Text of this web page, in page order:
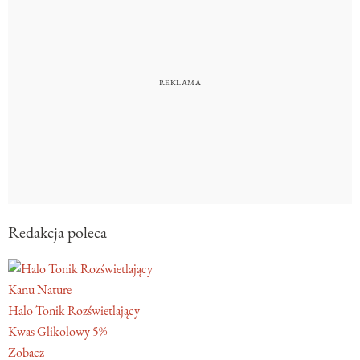
Redakcja poleca
Kanu Nature
Halo Tonik Rozświetlający
Kwas Glikolowy 5%
Zobacz